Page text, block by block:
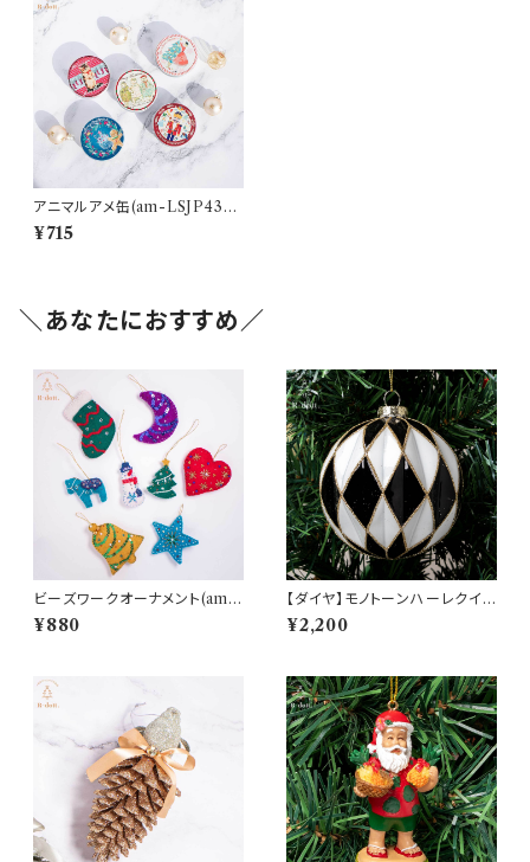
アニマルアメ缶(am-LSJP430
7)
¥715
＼あなたにおすすめ／
ビーズワークオーナメント(am-
LNBP1302)
¥880
【ダイヤ】モノトーンハーレクイン
グラスボールオーナメント(hr-1
0319-diamond)
¥2,200